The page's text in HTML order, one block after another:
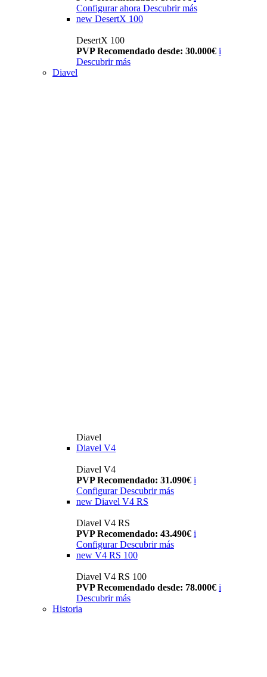
Configurar ahora Descubrir más
new DesertX 100
DesertX 100
PVP Recomendado desde: 30.000€ i
Descubrir más
Diavel
Diavel
Diavel V4
Diavel V4
PVP Recomendado: 31.090€ i
Configurar Descubrir más
new Diavel V4 RS
Diavel V4 RS
PVP Recomendado: 43.490€ i
Configurar Descubrir más
new V4 RS 100
Diavel V4 RS 100
PVP Recomendado desde: 78.000€ i
Descubrir más
Historia